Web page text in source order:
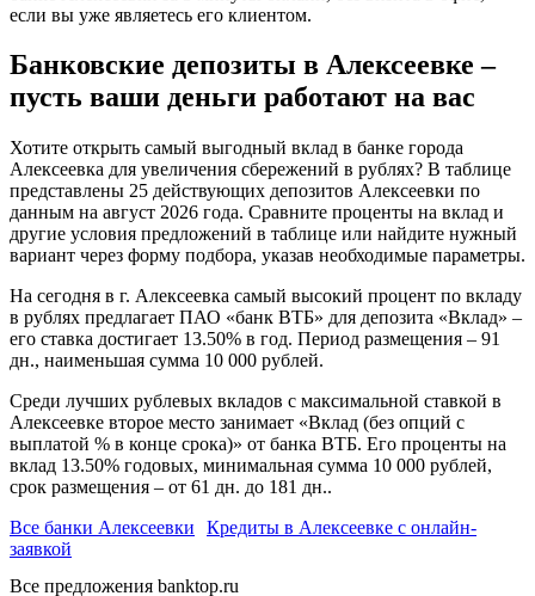
если вы уже являетесь его клиентом.
Банковские депозиты в Алексеевке –
пусть ваши деньги работают на вас
Хотите открыть самый выгодный вклад в банке города
Алексеевка для увеличения сбережений в рублях? В таблице
представлены 25 действующих депозитов Алексеевки по
данным на август 2026 года. Сравните проценты на вклад и
другие условия предложений в таблице или найдите нужный
вариант через форму подбора, указав необходимые параметры.
На сегодня в г. Алексеевка самый высокий процент по вкладу
в рублях предлагает ПАО «банк ВТБ» для депозита «Вклад» –
его ставка достигает 13.50% в год. Период размещения – 91
дн., наименьшая сумма 10 000 рублей.
Среди лучших рублевых вкладов с максимальной ставкой в
Алексеевке второе место занимает «Вклад (без опций с
выплатой % в конце срока)» от банка ВТБ. Его проценты на
вклад 13.50% годовых, минимальная сумма 10 000 рублей,
срок размещения – от 61 дн. до 181 дн..
Все банки Алексеевки
Кредиты в Алексеевке с онлайн-
заявкой
Все предложения banktop.ru